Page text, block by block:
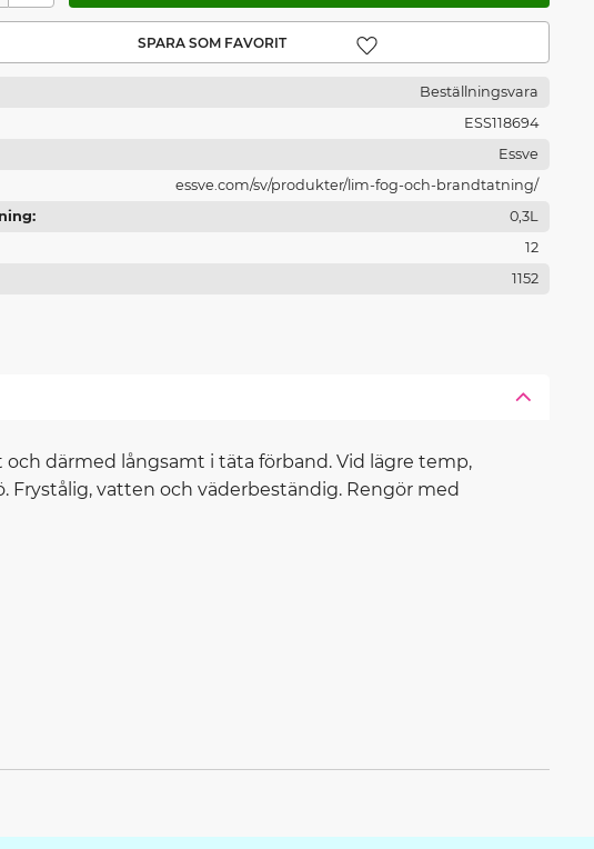
Lägg till i favoriter
Beställningsvara
ESS118694
Essve
essve.com/sv/produkter/lim-fog-och-brandtatning/
0,3L
12
1152
därmed långsamt i täta förband. Vid lägre temp,
vatten och väderbeständig. Rengör med